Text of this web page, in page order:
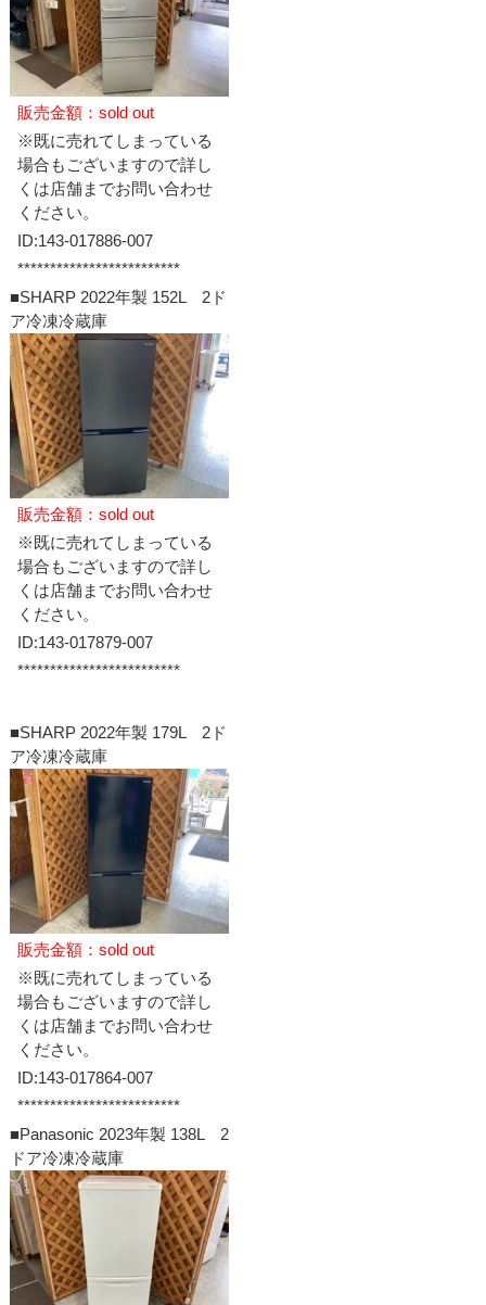
販売金額：sold out
※既に売れてしまっている
場合もございますので詳し
くは店舗までお問い合わせ
ください。
ID:143-017886-007
*************************
■SHARP 2022年製 152L 2ド
ア冷凍冷蔵庫
販売金額：sold out
※既に売れてしまっている
場合もございますので詳し
くは店舗までお問い合わせ
ください。
ID:143-017879-007
*************************
■SHARP 2022年製 179L 2ド
ア冷凍冷蔵庫
販売金額：sold out
※既に売れてしまっている
場合もございますので詳し
くは店舗までお問い合わせ
ください。
ID:143-017864-007
*************************
■Panasonic 2023年製 138L 2
ドア冷凍冷蔵庫